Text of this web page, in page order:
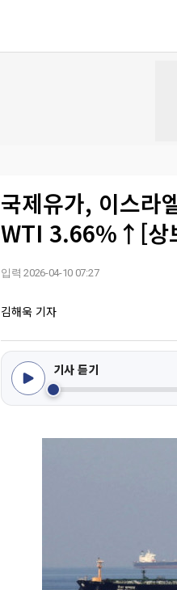
국제유가, 이스라
WTI 3.66%↑[상
입력 2026-04-10 07:27
김해욱 기자
기사 듣기